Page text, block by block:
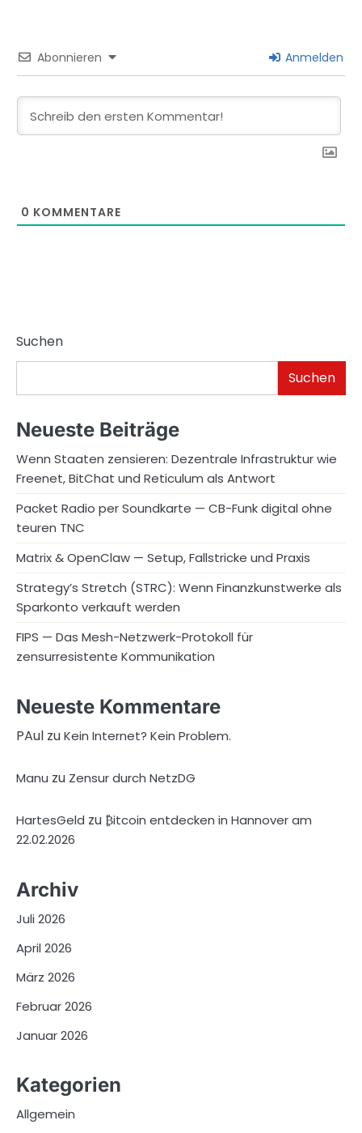
Abonnieren Anmelden
0 KOMMENTARE
Suchen
Suchen
Neueste Beiträge
Wenn Staaten zensieren: Dezentrale Infrastruktur wie
Freenet, BitChat und Reticulum als Antwort
Packet Radio per Soundkarte — CB-Funk digital ohne
teuren TNC
Matrix & OpenClaw — Setup, Fallstricke und Praxis
Strategy’s Stretch (STRC): Wenn Finanzkunstwerke als
Sparkonto verkauft werden
FIPS — Das Mesh-Netzwerk-Protokoll für
zensurresistente Kommunikation
Neueste Kommentare
PAul zuKein Internet? Kein Problem.
Manu zu Zensur durch NetzDG
HartesGeld zu ₿itcoin entdecken in Hannover am
22.02.2026
Archiv
Juli 2026
April 2026
März 2026
Februar 2026
Januar 2026
Kategorien
Allgemein